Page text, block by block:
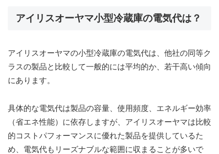
アイリスオーヤマ小型冷蔵庫の電気代は？
アイリスオーヤマの小型冷蔵庫の電気代は、他社の同等ク
ラスの製品と比較して一般的には平均的か、若干高い傾向
にあります。
具体的な電気代は製品の容量、使用頻度、エネルギー効率
（省エネ性能）に依存しますが、アイリスオーヤマは比較
的コストパフォーマンスに優れた製品を提供しているた
め、電気代もリーズナブルな範囲に収まることが多いで